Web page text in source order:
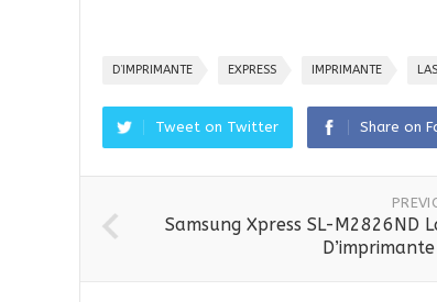
D’IMPRIMANTE EXPRESS IMPRIMANTE
Tweet on Twitter Share on
Samsung Xpress SL-M2826ND